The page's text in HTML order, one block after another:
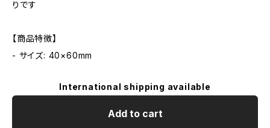
りです
【商品特徴】
- サイズ: 40×60mm
International shipping available
Add to cart